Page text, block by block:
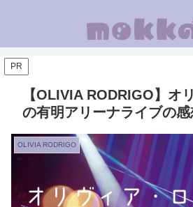
PR
【OLIVIA RODRIGO】オ
の有明アリーナライブの感
OLIVIA RODRIGO